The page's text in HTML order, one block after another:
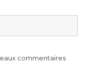
commentaires